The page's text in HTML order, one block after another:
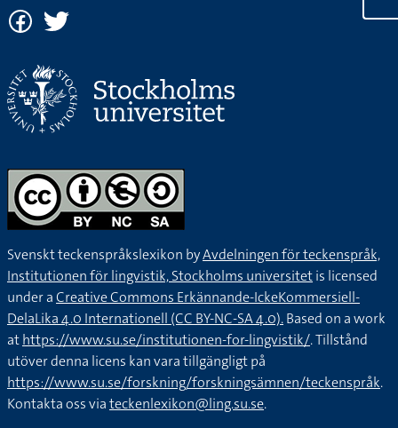
Svenskt teckenspråkslexikon byAvdelningen för teckenspråk,
Institutionen för lingvistik, Stockholms universitetis licensed
under aCreative Commons Erkännande-IckeKommersiell-
DelaLika 4.0 Internationell (CC BY-NC-SA 4.0).Based on a work
athttps://www.su.se/institutionen-for-lingvistik/. Tillstånd
utöver denna licens kan vara tillgängligt på
https://www.su.se/forskning/forskningsämnen/teckenspråk.
Kontakta oss viateckenlexikon@ling.su.se.